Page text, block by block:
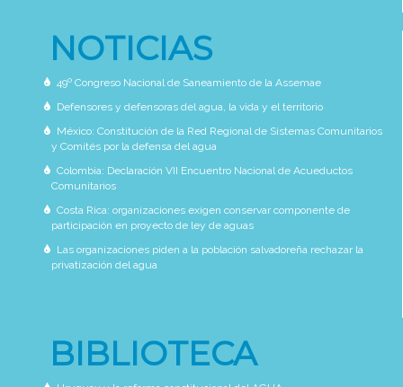
NOTICIAS
49º Congreso Nacional de Saneamiento de la Assemae
Defensores y defensoras del agua, la vida y el territorio
México: Constitución de la Red Regional de Sistemas Comunitarios
y Comités por la defensa del agua
Colombia: Declaración VII Encuentro Nacional de Acueductos
Comunitarios
Costa Rica: organizaciones exigen conservar componente de
participación en proyecto de ley de aguas
Las organizaciones piden a la población salvadoreña rechazar la
privatización del agua
BIBLIOTECA